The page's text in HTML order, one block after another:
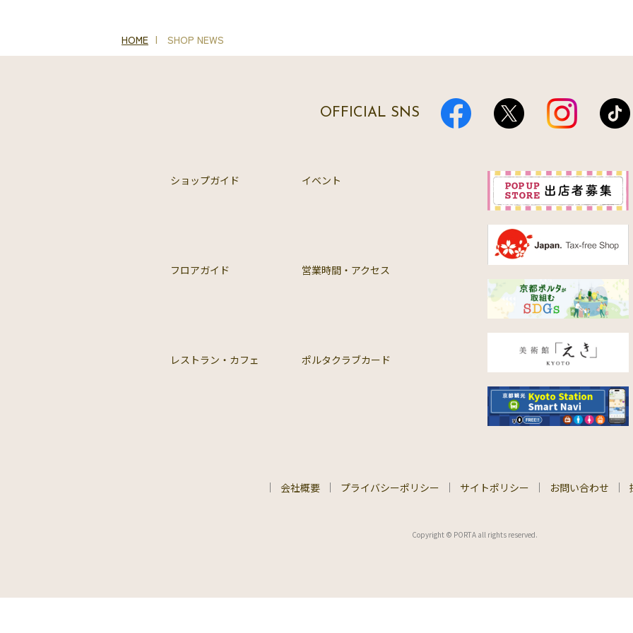
HOME SHOP NEWS
OFFICIAL SNS
ショップガイド イベント
フロアガイド 営業時間・アクセス
レストラン・カフェ ポルタクラブカード
会社概要 プライバシーポリシー サイトポリシー お問い合わせ
Copyright © PORTA all rights reserved.